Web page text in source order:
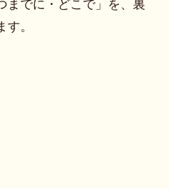
までに・どこで」を、裏
。